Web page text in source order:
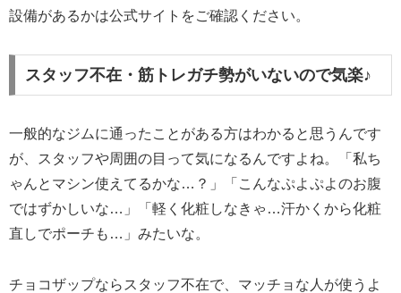
設備があるかは公式サイトをご確認ください。
スタッフ不在・筋トレガチ勢がいないので気楽♪
一般的なジムに通ったことがある方はわかると思うんです
が、スタッフや周囲の目って気になるんですよね。「私ち
ゃんとマシン使えてるかな…？」「こんなぷよぷよのお腹
ではずかしいな…」「軽く化粧しなきゃ…汗かくから化粧
直しでポーチも…」みたいな。
チョコザップならスタッフ不在で、マッチョな人が使うよ